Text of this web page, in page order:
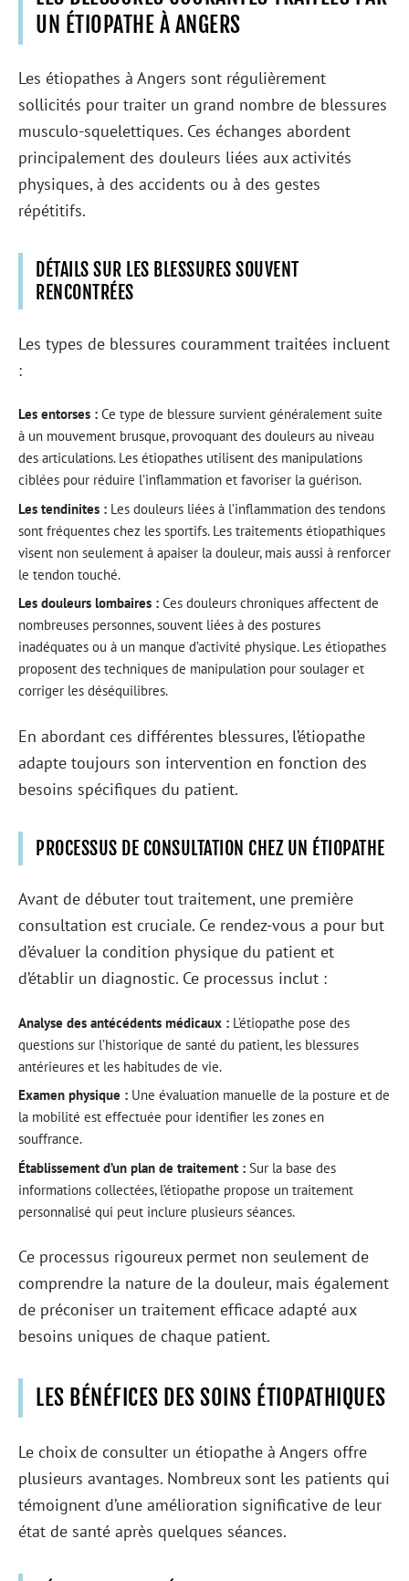
UN ÉTIOPATHE À ANGERS
Les étiopathes à Angers sont régulièrement
sollicités pour traiter un grand nombre de blessures
musculo-squelettiques. Ces échanges abordent
principalement des douleurs liées aux activités
physiques, à des accidents ou à des gestes
répétitifs.
DÉTAILS SUR LES BLESSURES SOUVENT
RENCONTRÉES
Les types de blessures couramment traitées incluent
:
Les entorses : Ce type de blessure survient généralement suite
à un mouvement brusque, provoquant des douleurs au niveau
des articulations. Les étiopathes utilisent des manipulations
ciblées pour réduire l’inflammation et favoriser la guérison.
Les tendinites : Les douleurs liées à l’inflammation des tendons
sont fréquentes chez les sportifs. Les traitements étiopathiques
visent non seulement à apaiser la douleur, mais aussi à renforcer
le tendon touché.
Les douleurs lombaires : Ces douleurs chroniques affectent de
nombreuses personnes, souvent liées à des postures
inadéquates ou à un manque d’activité physique. Les étiopathes
proposent des techniques de manipulation pour soulager et
corriger les déséquilibres.
En abordant ces différentes blessures, l’étiopathe
adapte toujours son intervention en fonction des
besoins spécifiques du patient.
PROCESSUS DE CONSULTATION CHEZ UN ÉTIOPATHE
Avant de débuter tout traitement, une première
consultation est cruciale. Ce rendez-vous a pour but
d’évaluer la condition physique du patient et
d’établir un diagnostic. Ce processus inclut :
Analyse des antécédents médicaux : L’étiopathe pose des
questions sur l’historique de santé du patient, les blessures
antérieures et les habitudes de vie.
Examen physique : Une évaluation manuelle de la posture et de
la mobilité est effectuée pour identifier les zones en
souffrance.
Établissement d’un plan de traitement : Sur la base des
informations collectées, l’étiopathe propose un traitement
personnalisé qui peut inclure plusieurs séances.
Ce processus rigoureux permet non seulement de
comprendre la nature de la douleur, mais également
de préconiser un traitement efficace adapté aux
besoins uniques de chaque patient.
LES BÉNÉFICES DES SOINS ÉTIOPATHIQUES
Le choix de consulter un étiopathe à Angers offre
plusieurs avantages. Nombreux sont les patients qui
témoignent d’une amélioration significative de leur
état de santé après quelques séances.